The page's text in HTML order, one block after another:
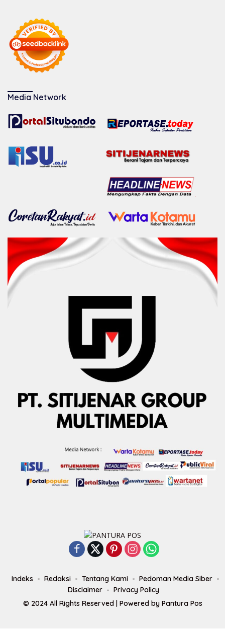
Media Network
Indeks Redaksi Tentang Kami
Pedoman Media Siber
Disclaimer
Privacy Policy
© 2024 All Rights Reserved | Powered by Pantura Pos